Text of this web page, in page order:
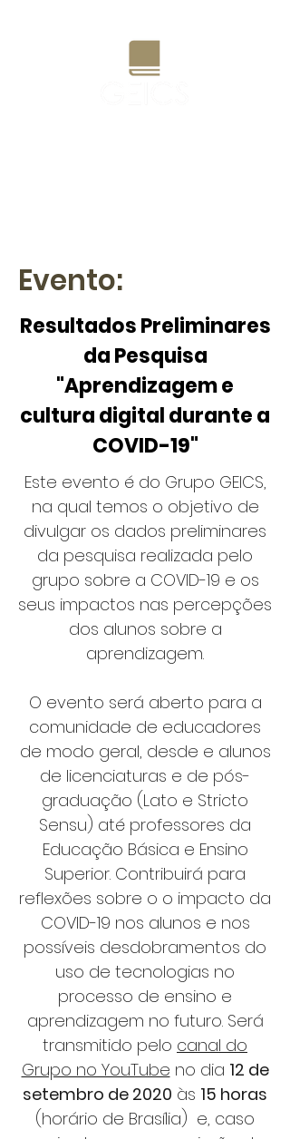
Evento:
Resultados Preliminares
da Pesquisa
"Aprendizagem e
cultura digital durante a
COVID-19"
Este evento é do Grupo GEICS,
na qual temos o objetivo de
divulgar os dados preliminares
da pesquisa realizada pelo
grupo sobre a COVID-19 e os
seus impactos nas percepções
dos alunos sobre a
aprendizagem.
O evento será aberto para a
comunidade de educadores
de modo geral, desde e alunos
de licenciaturas e de pós-
graduação (Lato e Stricto
Sensu) até professores da
Educação Básica e Ensino
Superior. Contribuirá para
reflexões sobre o o impacto da
COVID-19 nos alunos e nos
possíveis desdobramentos do
uso de tecnologias no
processo de ensino e
aprendizagem no futuro. Será
transmitido pelo canal do
Grupo no YouTube no dia 12 de
setembro de 2020 às 15 horas
(horário de Brasília) e, caso